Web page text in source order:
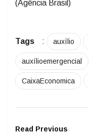
(Agência Brasil)
Tags : auxílio
auxílioemergencial
CaixaEconomica
Read Previous